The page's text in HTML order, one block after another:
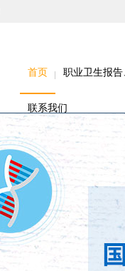
首页 职业卫生报
联系我们